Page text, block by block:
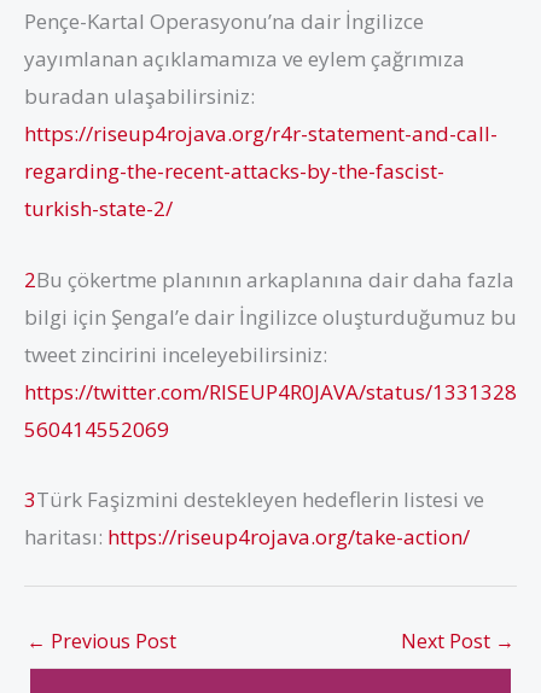
Pençe-Kartal Operasyonu’na dair İngilizce
yayımlanan açıklamamıza ve eylem çağrımıza
buradan ulaşabilirsiniz:
https://riseup4rojava.org/r4r-statement-and-call-
regarding-the-recent-attacks-by-the-fascist-
turkish-state-2/
2Bu çökertme planının arkaplanına dair daha fazla
bilgi için Şengal’e dair İngilizce oluşturduğumuz bu
tweet zincirini inceleyebilirsiniz:
https://twitter.com/RISEUP4R0JAVA/status/1331328
560414552069
3Türk Faşizmini destekleyen hedeflerin listesi ve
haritası: https://riseup4rojava.org/take-action/
← Previous Post Next Post →